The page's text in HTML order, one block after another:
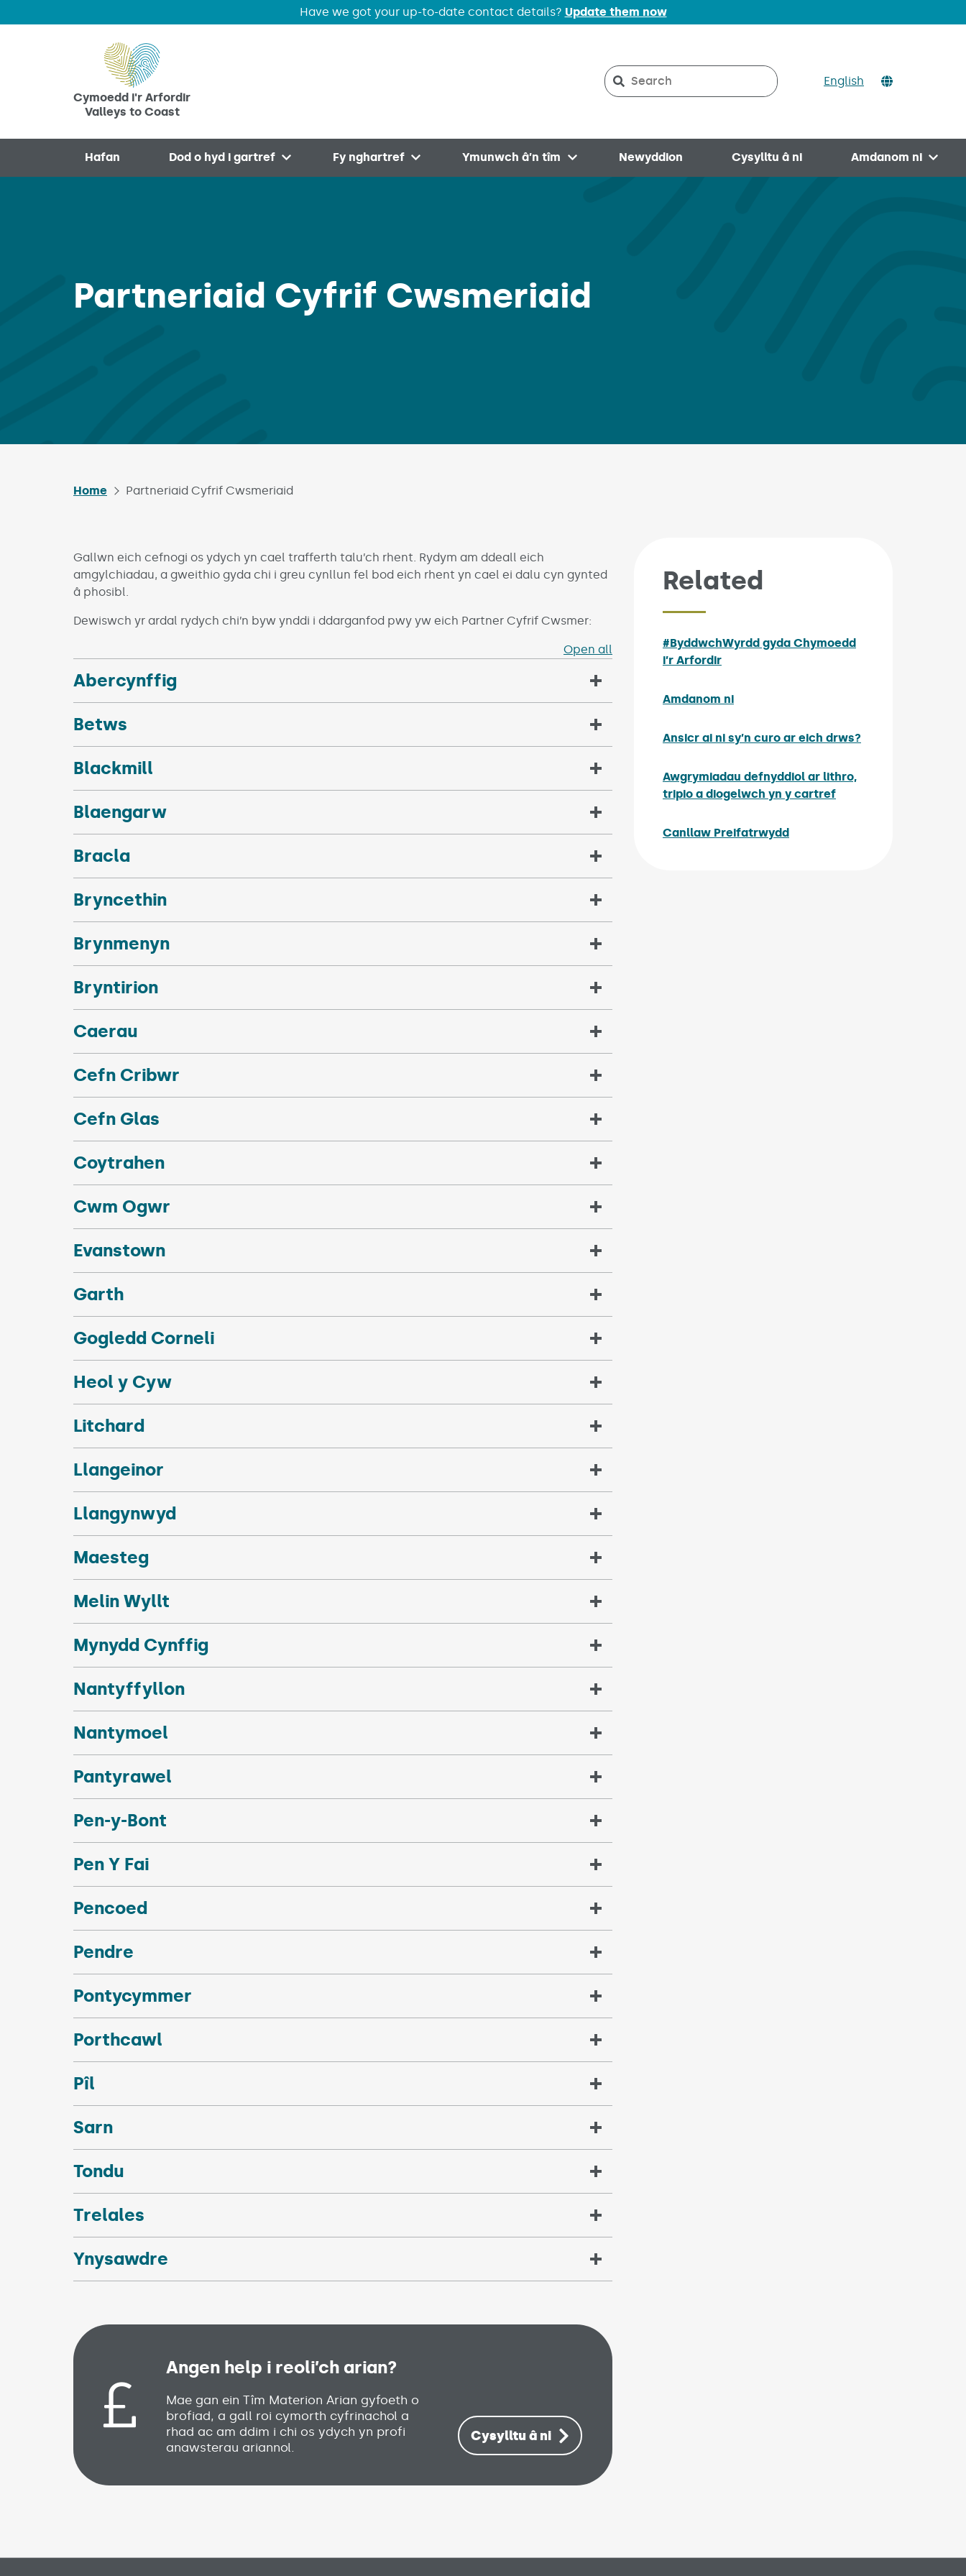
Have we got your up-to-date contact details? Update them now
Cymoedd i'r Arfordir
Valleys to Coast
Search on Valleys to Coast
Search English
Hafan
Dod o hyd i gartref
Fy nghartref
Ymunwch â’n tîm
Newyddion Cysylltu â ni
Amdanom ni
Partneriaid Cyfrif Cwsmeriaid
Home Partneriaid Cyfrif Cwsmeriaid
Gallwn eich cefnogi os ydych yn cael trafferth talu’ch rhent. Rydym am ddeall eich
amgylchiadau, a gweithio gyda chi i greu cynllun fel bod eich rhent yn cael ei dalu cyn gynted
â phosibl.
Dewiswch yr ardal rydych chi’n byw ynddi i ddarganfod pwy yw eich Partner Cyfrif Cwsmer:
Open all
Abercynffig
Betws
Blackmill
Blaengarw
Bracla
Bryncethin
Brynmenyn
Bryntirion
Caerau
Cefn Cribwr
Cefn Glas
Coytrahen
Cwm Ogwr
Evanstown
Garth
Gogledd Corneli
Heol y Cyw
Litchard
Llangeinor
Llangynwyd
Maesteg
Melin Wyllt
Mynydd Cynffig
Nantyffyllon
Nantymoel
Pantyrawel
Pen-y-Bont
Pen Y Fai
Pencoed
Pendre
Pontycymmer
Porthcawl
Pîl
Sarn
Tondu
Trelales
Ynysawdre
Angen help i reoli’ch arian?
Mae gan ein Tîm Materion Arian gyfoeth o
brofiad, a gall roi cymorth cyfrinachol a
rhad ac am ddim i chi os ydych yn profi
anawsterau ariannol.
Cysylltu â ni
Related
#ByddwchWyrdd gyda Chymoedd
i’r Arfordir
Amdanom ni
Ansicr ai ni sy’n curo ar eich drws?
Awgrymiadau defnyddiol ar lithro,
tripio a diogelwch yn y cartref
Canllaw Preifatrwydd